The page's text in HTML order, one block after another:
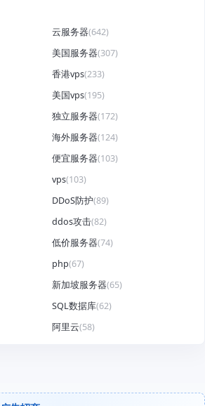
云服务器(642)
美国服务器(307)
香港vps(233)
美国vps(195)
独立服务器(172)
海外服务器(124)
便宜服务器(103)
vps(103)
DDoS防护(89)
ddos攻击(82)
低价服务器(74)
php(67)
新加坡服务器(65)
SQL数据库(62)
阿里云(58)